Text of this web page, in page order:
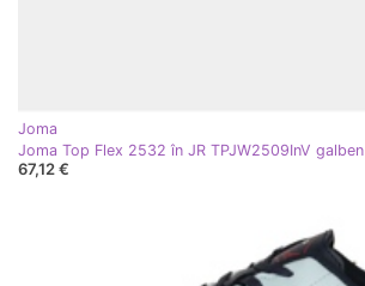
Joma
Joma Top Flex 2532 în JR TPJW2509InV galben
67,12 €